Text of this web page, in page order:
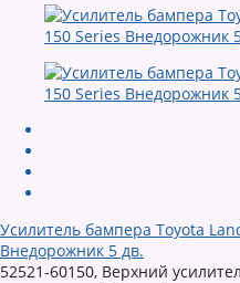
Усилитель бампера Toyota
Внедорожник 5 дв.
52521-60150, Верхний